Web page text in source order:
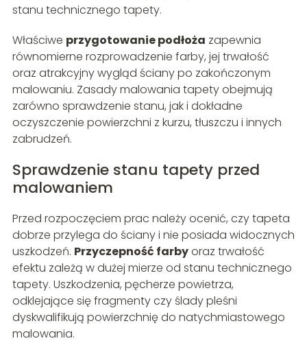
stanu technicznego tapety.
Właściwe przygotowanie podłoża zapewnia
równomierne rozprowadzenie farby, jej trwałość
oraz atrakcyjny wygląd ściany po zakończonym
malowaniu. Zasady malowania tapety obejmują
zarówno sprawdzenie stanu, jak i dokładne
oczyszczenie powierzchni z kurzu, tłuszczu i innych
zabrudzeń.
Sprawdzenie stanu tapety przed
malowaniem
Przed rozpoczęciem prac należy ocenić, czy tapeta
dobrze przylega do ściany i nie posiada widocznych
uszkodzeń. Przyczepność farbyoraz trwałość
efektu zależą w dużej mierze od stanu technicznego
tapety. Uszkodzenia, pęcherze powietrza,
odklejające się fragmenty czy ślady pleśni
dyskwalifikują powierzchnię do natychmiastowego
malowania.